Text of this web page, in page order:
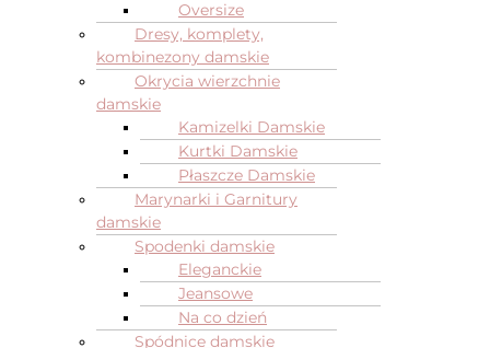
Oversize
Dresy, komplety,
kombinezony damskie
Okrycia wierzchnie
damskie
Kamizelki Damskie
Kurtki Damskie
Płaszcze Damskie
Marynarki i Garnitury
damskie
Spodenki damskie
Eleganckie
Jeansowe
Na co dzień
Spódnice damskie